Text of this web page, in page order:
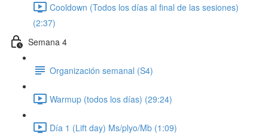
Cooldown (Todos los días al final de las sesiones)
(2:37)
Semana 4
Organización semanal (S4)
Warmup (todos los días) (29:24)
Día 1 (Lift day) Ms/plyo/Mb (1:09)